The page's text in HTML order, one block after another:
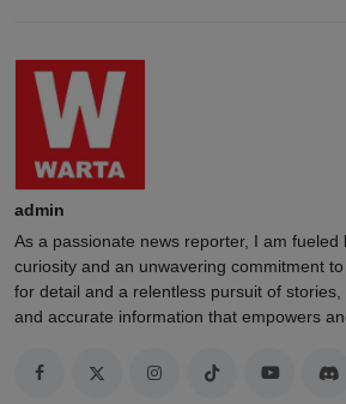
admin
As a passionate news reporter, I am fueled
curiosity and an unwavering commitment
for detail and a relentless pursuit of
and accurate information that empowers